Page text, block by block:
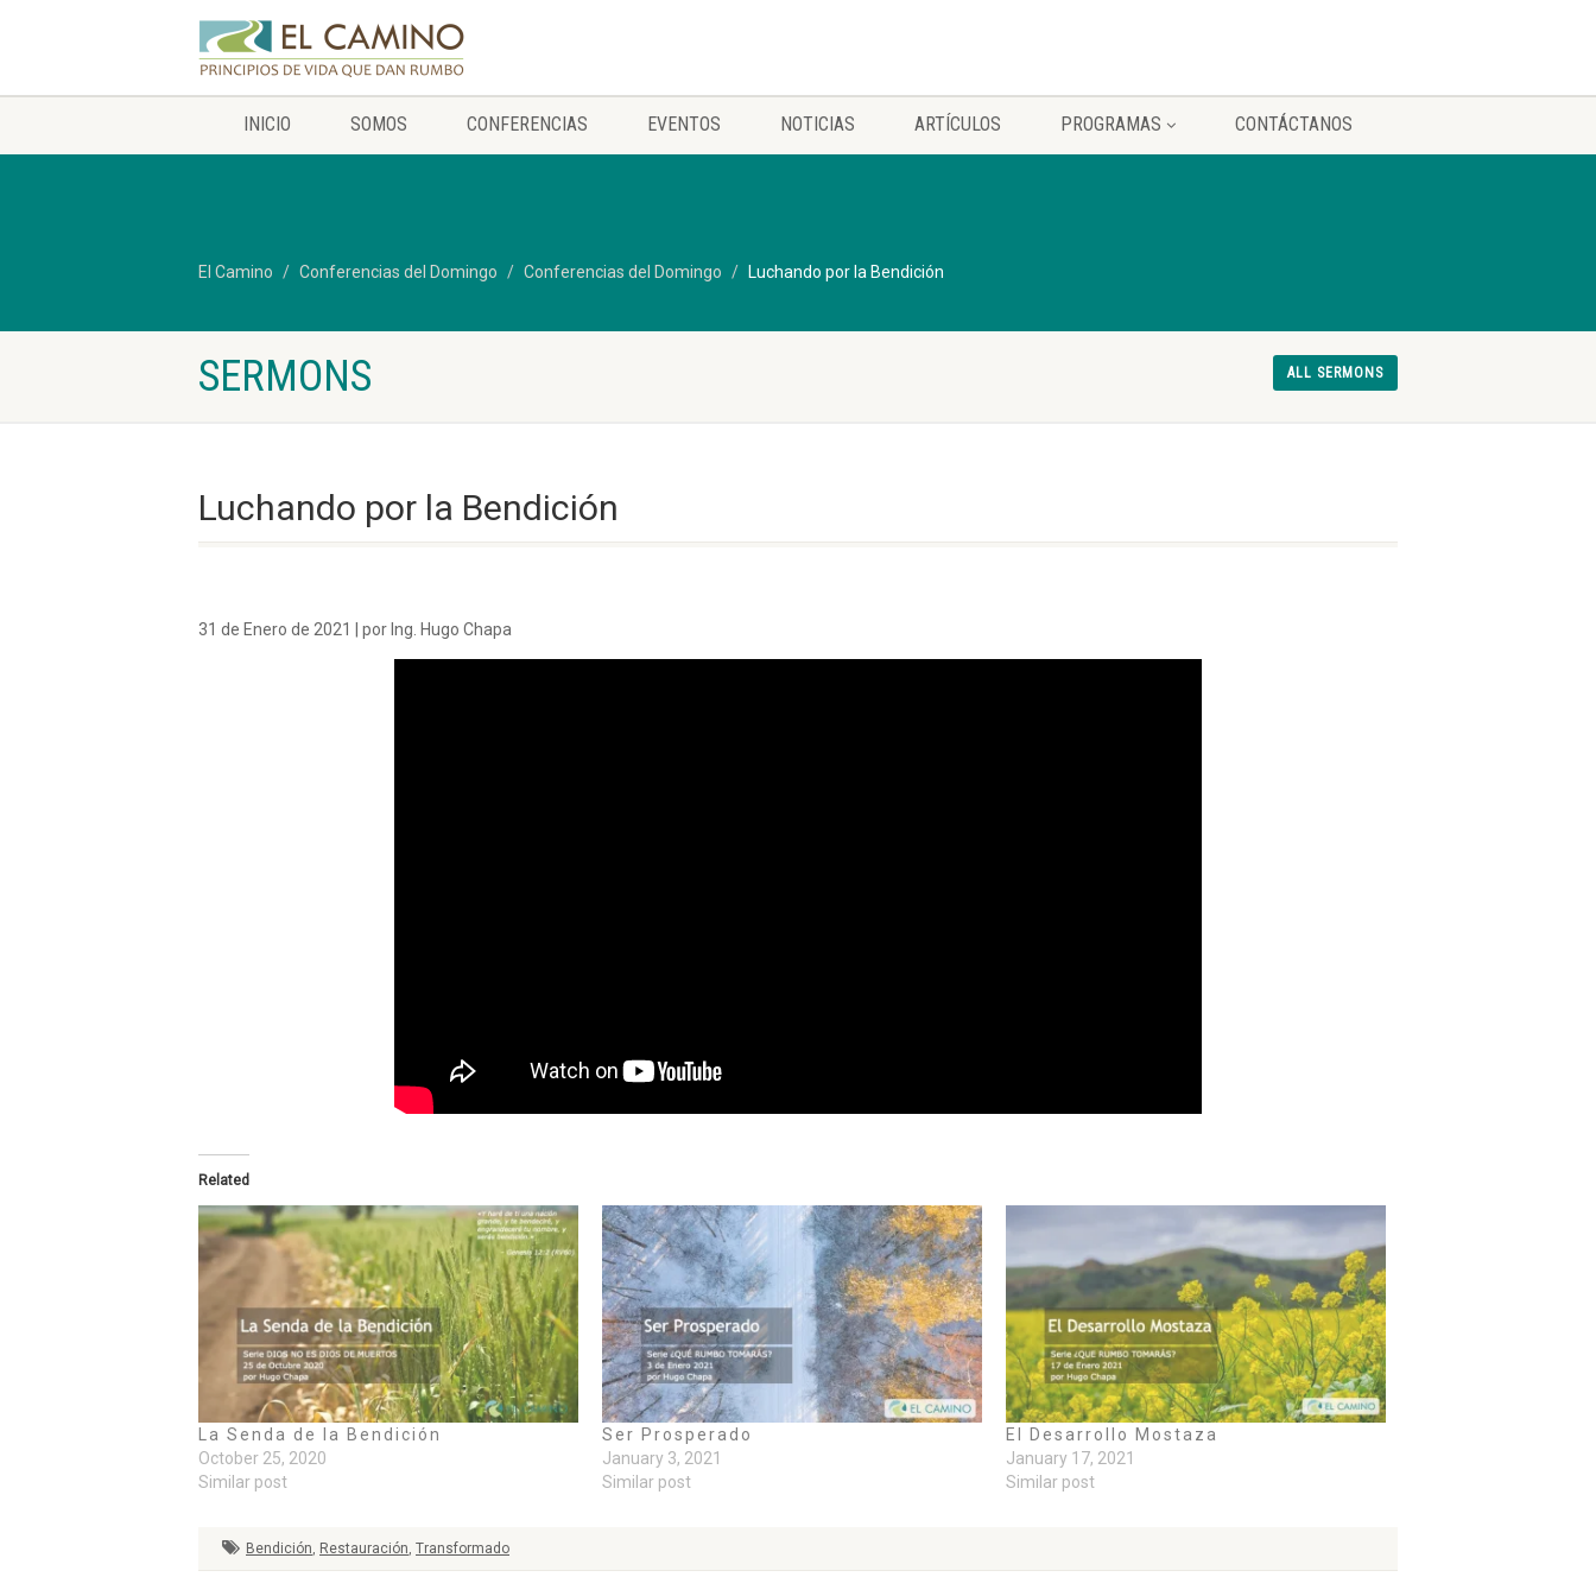
INICIO SOMOS CONFERENCIAS EVENTOS NOTICIAS ARTÍCULOS PROGRAMAS CONTÁCTANOS
El Camino Conferencias del Domingo Conferencias del Domingo Luchando por la Bendición
SERMONS ALL SERMONS
Luchando por la Bendición
31 de Enero de 2021 | por Ing. Hugo Chapa
Related
La Senda de la Bendición
October 25, 2020
Similar post
Ser Prosperado
January 3, 2021
Similar post
El Desarrollo Mostaza
January 17, 2021
Similar post
Bendición Restauración Transformado